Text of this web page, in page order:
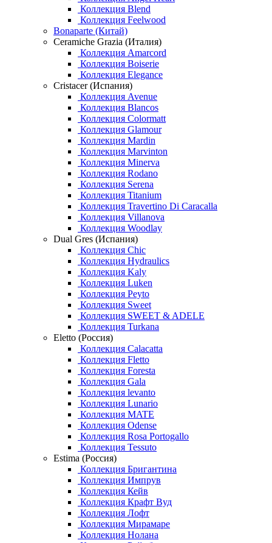
Коллекция Blend
Коллекция Feelwood
Bonaparte (Китай)
Ceramiche Grazia (Италия)
Коллекция Amarcord
Коллекция Boiserie
Коллекция Elegance
Cristacer (Испания)
Коллекция Avenue
Коллекция Blancos
Коллекция Colormatt
Коллекция Glamour
Коллекция Mardin
Коллекция Marvinton
Коллекция Minerva
Коллекция Rodano
Коллекция Serena
Коллекция Titanium
Коллекция Travertino Di Caracalla
Коллекция Villanova
Коллекция Woodlay
Dual Gres (Испания)
Коллекция Chic
Коллекция Hydraulics
Коллекция Kaly
Коллекция Luken
Коллекция Peyto
Коллекция Sweet
Коллекция SWEET & ADELE
Коллекция Turkana
Eletto (Россия)
Коллекция Calacatta
Коллекция Fletto
Коллекция Foresta
Коллекция Gala
Коллекция levanto
Коллекция Lunario
Коллекция MATE
Коллекция Odense
Коллекция Rosa Portogallo
Коллекция Tessuto
Estima (Россия)
Коллекция Бригантина
Коллекция Импрув
Коллекция Кейв
Коллекция Крафт Вуд
Коллекция Лофт
Коллекция Мирамаре
Коллекция Нолана